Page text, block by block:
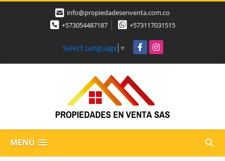
info@propiedadesenventa.com.co
+573054487187
+573117031515
Select Language ▼ FacebookInstagram
MENÚ